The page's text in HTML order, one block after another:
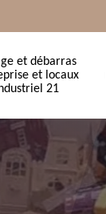
et débarras
et locaux
21